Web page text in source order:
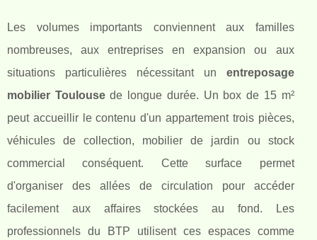
Les volumes importants conviennent aux familles
nombreuses, aux entreprises en expansion ou aux
situations particulières nécessitant un entreposage
mobilier Toulousede longue durée. Un box de 15 m²
peut accueillir le contenu d'un appartement trois pièces,
véhicules de collection, mobilier de jardin ou stock
commercial conséquent. Cette surface permet
d'organiser des allées de circulation pour accéder
facilement aux affaires stockées au fond. Les
professionnels du BTP utilisent ces espaces comme